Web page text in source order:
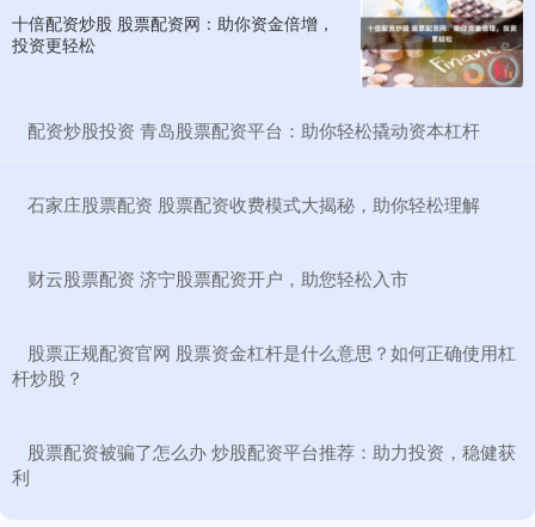
十倍配资炒股 股票配资网：助你资金倍增，
投资更轻松
​配资炒股投资 青岛股票配资平台：助你轻松撬动资本杠杆
​石家庄股票配资 股票配资收费模式大揭秘，助你轻松理解
​财云股票配资 济宁股票配资开户，助您轻松入市
​股票正规配资官网 股票资金杠杆是什么意思？如何正确使用杠
杆炒股？
​股票配资被骗了怎么办 炒股配资平台推荐：助力投资，稳健获
利